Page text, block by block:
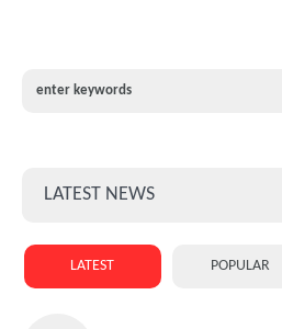
LATEST NEWS
LATEST POPULAR